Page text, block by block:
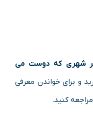
شهری که دوست می
و برای خواندن معرفی
کنید.